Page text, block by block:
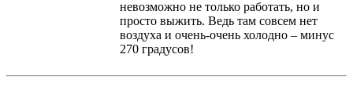
невозможно не только работать, но и
просто выжить. Ведь там совсем нет
воздуха и очень-очень холодно – минус
270 градусов!